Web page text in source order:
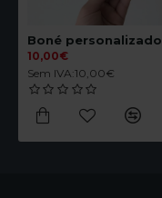
Boné personalizado
10,00€
Sem IVA:10,00€